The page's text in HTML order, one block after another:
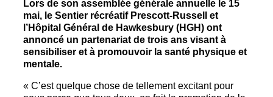
Lors de son assemblée générale annuelle le 15
mai, le Sentier récréatif Prescott-Russell et
l’Hôpital Général de Hawkesbury (HGH) ont
annoncé un partenariat de trois ans visant à
sensibiliser et à promouvoir la santé physique et
mentale.
« C’est quelque chose de tellement excitant pour